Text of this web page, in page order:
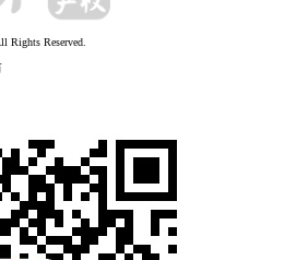
Rights Reserved.